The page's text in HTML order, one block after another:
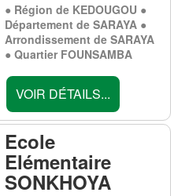
● Région de KEDOUGOU ●
Département de SARAYA ●
Arrondissement de SARAYA
● Quartier FOUNSAMBA
VOIR DÉTAILS...
Ecole
Elémentaire
SONKHOYA